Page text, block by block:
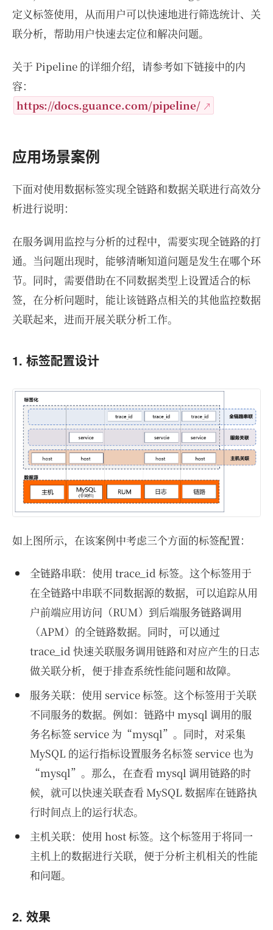
定义标签使用，从而用户可以快速地进行筛选统计、关
联分析，帮助用户快速去定位和解决问题。
关于 Pipeline 的详细介绍，请参考如下链接中的内
容：
https://docs.guance.com/pipeline/
应用场景案例
下面对使用数据标签实现全链路和数据关联进行高效分
析进行说明：
在服务调用监控与分析的过程中，需要实现全链路的打
通。当问题出现时，能够清晰知道问题是发生在哪个环
节。同时，需要借助在不同数据类型上设置适合的标
签，在分析问题时，能让该链路点相关的其他监控数据
关联起来，进而开展关联分析工作。
1. 标签配置设计
如上图所示，在该案例中考虑三个方面的标签配置：
全链路串联：使用 trace_id 标签。这个标签用于
在全链路中串联不同数据源的数据，可以追踪从用
户前端应用访问（RUM）到后端服务链路调用
（APM）的全链路数据。同时，可以通过
trace_id 快速关联服务调用链路和对应产生的日志
做关联分析，便于排查系统性能问题和故障。
服务关联：使用 service 标签。这个标签用于关联
不同服务的数据。例如：链路中 mysql 调用的服
务名标签 service 为“mysql”。同时，对采集
MySQL 的运行指标设置服务名标签 service 也为
“mysql”。那么，在查看 mysql 调用链路的时
候，就可以快速关联查看 MySQL 数据库在链路执
行时间点上的运行状态。
主机关联：使用 host 标签。这个标签用于将同一
主机上的数据进行关联，便于分析主机相关的性能
和问题。
2. 效果